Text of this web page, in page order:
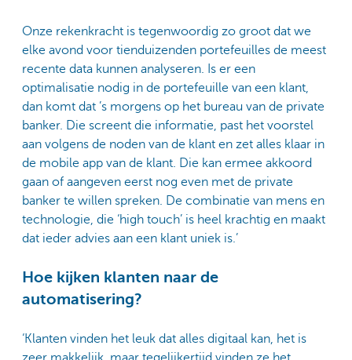
Onze rekenkracht is tegenwoordig zo groot dat we
elke avond voor tienduizenden portefeuilles de meest
recente data kunnen analyseren. Is er een
optimalisatie nodig in de portefeuille van een klant,
dan komt dat ’s morgens op het bureau van de private
banker. Die screent die informatie, past het voorstel
aan volgens de noden van de klant en zet alles klaar in
de mobile app van de klant. Die kan ermee akkoord
gaan of aangeven eerst nog even met de private
banker te willen spreken. De combinatie van mens en
technologie, die ‘high touch’ is heel krachtig en maakt
dat ieder advies aan een klant uniek is.’
Hoe kijken klanten naar de
automatisering?
‘Klanten vinden het leuk dat alles digitaal kan, het is